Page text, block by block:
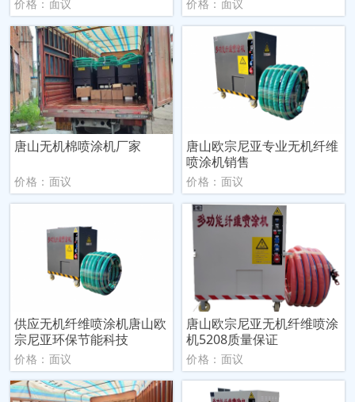
价格：面议 价格：面议
唐山无机棉喷涂机厂家
价格：面议
唐山欧宗尼亚专业无机纤维
喷涂机销售
价格：面议
供应无机纤维喷涂机唐山欧
宗尼亚环保节能科技
价格：面议
唐山欧宗尼亚无机纤维喷涂
机5208质量保证
价格：面议